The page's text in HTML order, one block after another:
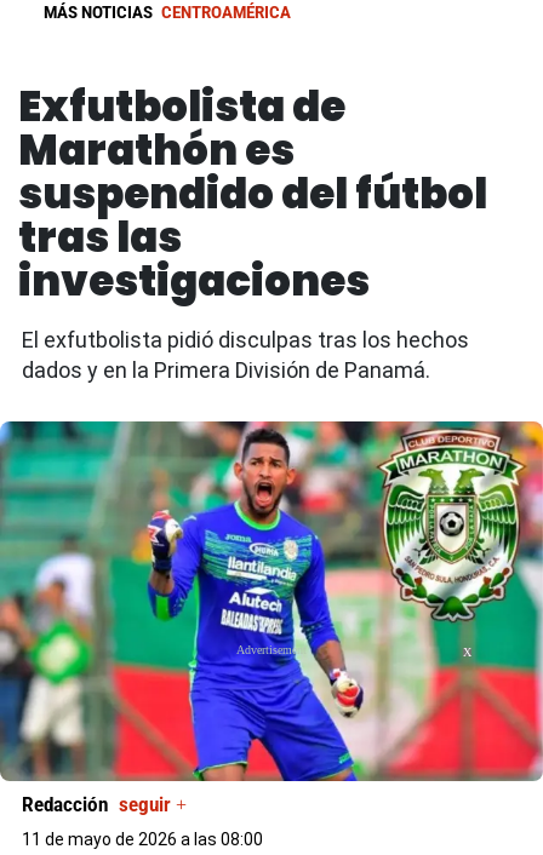
MÁS NOTICIAS CENTROAMÉRICA
Exfutbolista de
Marathón es
suspendido del fútbol
tras las
investigaciones
El exfutbolista pidió disculpas tras los hechos
dados y en la Primera División de Panamá.
X
Redacción seguir +
11 de mayo de 2026 a las 08:00